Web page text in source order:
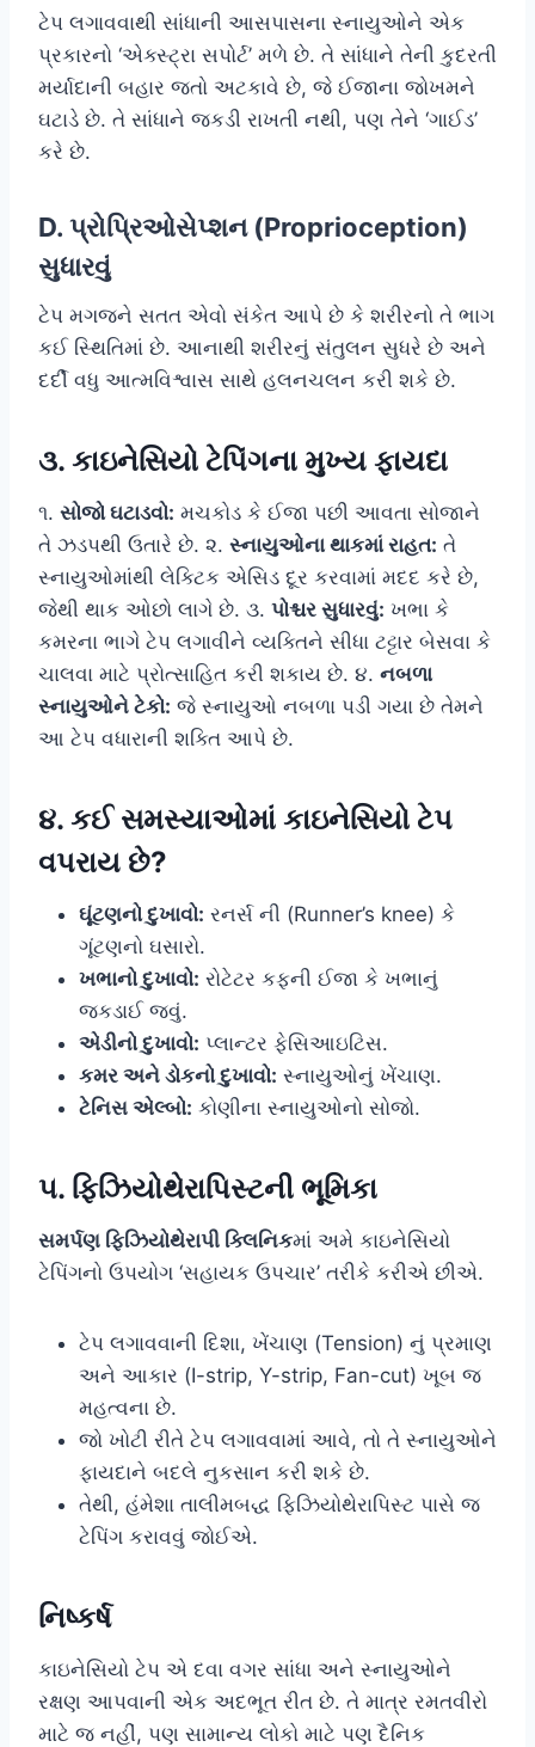
ટેપ લગાવવાથી સાંધાની આસપાસના સ્નાયુઓને એક
પ્રકારનો ‘એક્સ્ટ્રા સપોર્ટ’ મળે છે. તે સાંધાને તેની કુદરતી
મર્યાદાની બહાર જતો અટકાવે છે, જે ઈજાના જોખમને
ઘટાડે છે. તે સાંધાને જકડી રાખતી નથી, પણ તેને ‘ગાઈડ’
કરે છે.
D. પ્રોપ્રિઓસેપ્શન (Proprioception)
સુધારવું
ટેપ મગજને સતત એવો સંકેત આપે છે કે શરીરનો તે ભાગ
કઈ સ્થિતિમાં છે. આનાથી શરીરનું સંતુલન સુધરે છે અને
દર્દી વધુ આત્મવિશ્વાસ સાથે હલનચલન કરી શકે છે.
૩. કાઇનેસિયો ટેપિંગના મુખ્ય ફાયદા
૧. સોજો ઘટાડવો: મચકોડ કે ઈજા પછી આવતા સોજાને
તે ઝડપથી ઉતારે છે. ૨. સ્નાયુઓના થાકમાં રાહત: તે
સ્નાયુઓમાંથી લેક્ટિક એસિડ દૂર કરવામાં મદદ કરે છે,
જેથી થાક ઓછો લાગે છે. ૩. પોશ્ચર સુધારવું: ખભા કે
કમરના ભાગે ટેપ લગાવીને વ્યક્તિને સીધા ટટ્ટાર બેસવા કે
ચાલવા માટે પ્રોત્સાહિત કરી શકાય છે. ૪. નબળા
સ્નાયુઓને ટેકો: જે સ્નાયુઓ નબળા પડી ગયા છે તેમને
આ ટેપ વધારાની શક્તિ આપે છે.
૪. કઈ સમસ્યાઓમાં કાઇનેસિયો ટેપ
વપરાય છે?
ઘૂંટણનો દુખાવો: રનર્સ ની (Runner’s knee) કે
ગૂંટણનો ઘસારો.
ખભાનો દુખાવો: રોટેટર કફની ઈજા કે ખભાનું
જકડાઈ જવું.
એડીનો દુખાવો: પ્લાન્ટર ફેસિઆઇટિસ.
કમર અને ડોકનો દુખાવો: સ્નાયુઓનું ખેંચાણ.
ટેનિસ એલ્બો: કોણીના સ્નાયુઓનો સોજો.
૫. ફિઝિયોથેરાપિસ્ટની ભૂમિકા
સમર્પણ ફિઝિયોથેરાપી ક્લિનિકમાં અમે કાઇનેસિયો
ટેપિંગનો ઉપયોગ ‘સહાયક ઉપચાર’ તરીકે કરીએ છીએ.
ટેપ લગાવવાની દિશા, ખેંચાણ (Tension) નું પ્રમાણ
અને આકાર (I-strip, Y-strip, Fan-cut) ખૂબ જ
મહત્વના છે.
જો ખોટી રીતે ટેપ લગાવવામાં આવે, તો તે સ્નાયુઓને
ફાયદાને બદલે નુકસાન કરી શકે છે.
તેથી, હંમેશા તાલીમબદ્ધ ફિઝિયોથેરાપિસ્ટ પાસે જ
ટેપિંગ કરાવવું જોઈએ.
નિષ્કર્ષ
કાઇનેસિયો ટેપ એ દવા વગર સાંધા અને સ્નાયુઓને
રક્ષણ આપવાની એક અદભૂત રીત છે. તે માત્ર રમતવીરો
માટે જ નહીં, પણ સામાન્ય લોકો માટે પણ દૈનિક